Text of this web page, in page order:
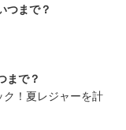
つまで？
まで？
！夏レジャーを計